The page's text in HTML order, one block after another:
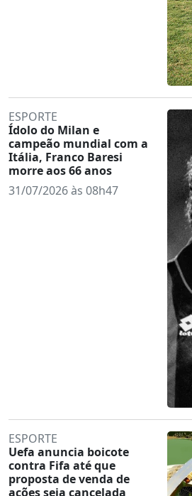
ESPORTE
Ídolo do Milan e
campeão mundial com a
Itália, Franco Baresi
morre aos 66 anos
31/07/2026 às 08h47
ESPORTE
Uefa anuncia boicote
contra Fifa até que
proposta de venda de
ações seja cancelada